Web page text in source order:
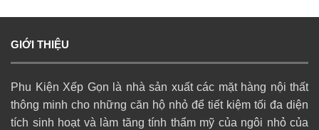
GIỚI THIỆU
Phu Kiện Xếp Gọn là nhà sản xuất các mặt hàng nội thất
thông minh cho những căn hộ nhỏ để tiết kiệm tối đa diện
tích sinh hoạt và làm tăng tính thẩm mỹ của ngôi nhỏ của